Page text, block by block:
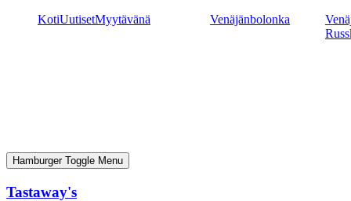
KotiUutisetMyytävänä Venäjänbolonka
Hamburger Toggle Menu
Tastaway's